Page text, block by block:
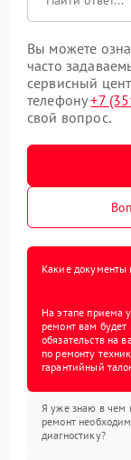
Вы можете
часто
сервисный
телефону+7
свой вопрос.
Какие документы
На этапе приема
ремонт вам будет
обязательств на
по ремонту
гарантийный
Я уже знаю в чем
ремонт
диагностику?